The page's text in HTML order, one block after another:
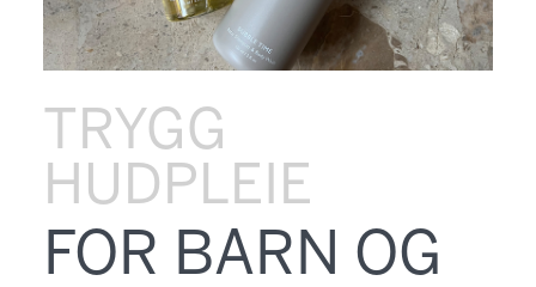
TRYGG
HUDPLEIE
FOR BARN OG